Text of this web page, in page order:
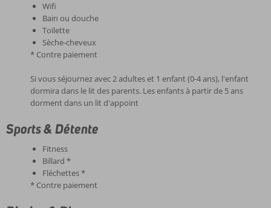
Wifi
Bain ou douche
Toilette
Sèche-cheveux
* Contre paiement
Si vous séjournez avec 2 adultes et 1 enfant (0-4 ans), l'enfant
dormira dans le lit des parents. Les enfants à partir de 5 ans
dorment dans un lit d'appoint
Sports & Détente
Fitness
Billard *
Fléchettes *
* Contre paiement